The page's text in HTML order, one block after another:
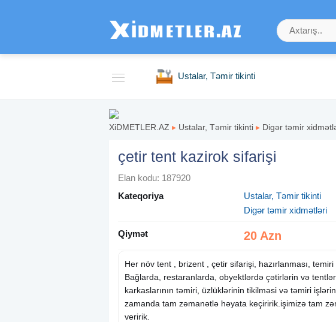
Ustalar, Təmir tikinti
XiDMETLER.AZ ▸ Ustalar, Təmir tikinti ▸ Digər təmir
çetir tent kazirok sifarişi
Elan kodu: 187920
Kateqoriya
Ustalar, Təmir tikinti
Digər təmir xidmətləri
Qiymət 20 Azn
Her növ tent , brizent , çetir sifarişi, hazırlanması, temiri
Bağlarda, restaranlarda, obyektlərdə çətirlərin və
karkaslarının təmiri, üzlüklərinin tikilməsi və təmiri
zamanda tam zəmanətlə həyata keçiririk.işimizə tam
veririk.